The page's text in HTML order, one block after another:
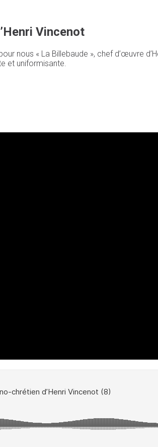
Vincenot
nous « La Billebaude », chef d’œuvre
et uniformisante.